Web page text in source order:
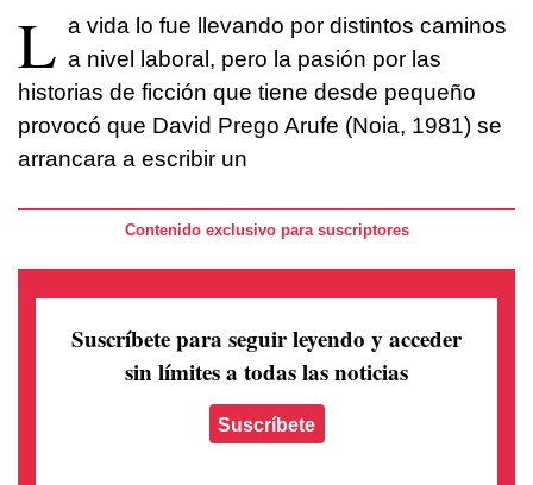
L a vida lo fue llevando por distintos caminos
a nivel laboral, pero la pasión por las
historias de ficción que tiene desde pequeño
provocó que David Prego Arufe (Noia, 1981) se
arrancara a escribir un
Contenido exclusivo para suscriptores
Suscríbete para seguir leyendo y acceder
sin límites a todas las noticias
Suscríbete